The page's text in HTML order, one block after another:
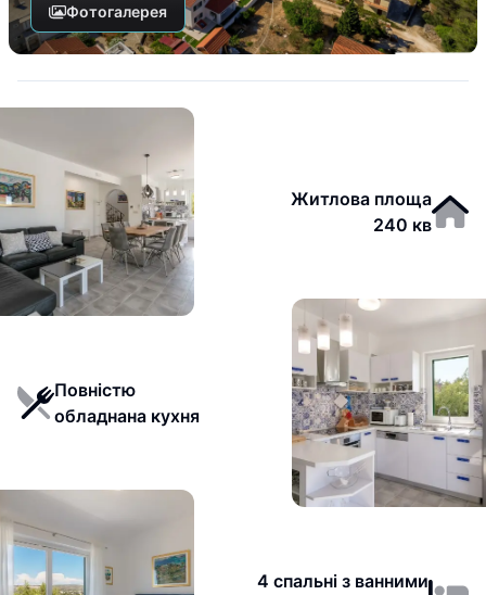
Фотогалерея
Житлова площа
240 кв
Повністю
обладнана кухня
4 спальні з ванними